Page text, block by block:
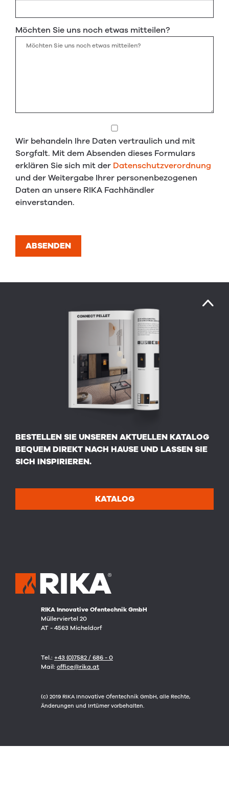
Möchten Sie uns noch etwas mitteilen?
Wir behandeln Ihre Daten vertraulich und mit
Sorgfalt. Mit dem Absenden dieses Formulars
erklären Sie sich mit der Datenschutzverordnung
und der Weitergabe Ihrer personenbezogenen
Daten an unsere RIKA Fachhändler
einverstanden.
ABSENDEN
RIKA Innovative Ofentechnik GmbH
Müllerviertel 20
AT - 4563 Micheldorf
Tel.: +43 (0)7582 / 686 - 0
Mail: office@rika.at
(c) 2019 RIKA Innovative Ofentechnik GmbH, alle Rechte,
Änderungen und Irrtümer vorbehalten.
BESTELLEN SIE UNSEREN AKTUELLEN KATALOG
BEQUEM DIREKT NACH HAUSE UND LASSEN SIE
SICH INSPIRIEREN.
KATALOG